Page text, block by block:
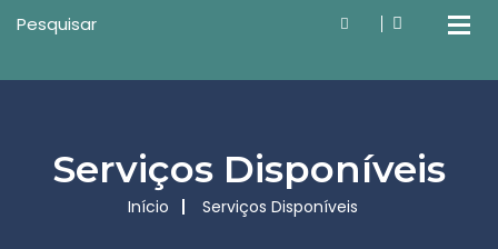
Serviços Disponíveis
Início Serviços Disponíveis